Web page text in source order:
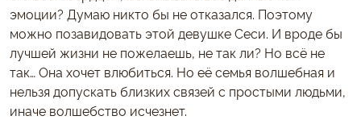
эмоции? Думаю никто бы не отказался. Поэтому
можно позавидовать этой девушке Сеси. И вроде бы
лучшей жизни не пожелаешь, не так ли? Но всё не
так… Она хочет влюбиться. Но её семья волшебная и
нельзя допускать близких связей с простыми людьми,
иначе волшебство исчезнет.